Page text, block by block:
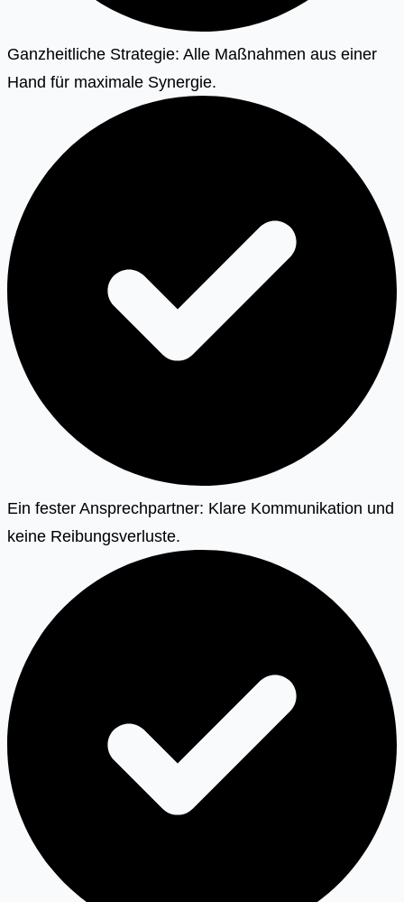
Ganzheitliche Strategie: Alle Maßnahmen aus einer
Hand für maximale Synergie.
Ein fester Ansprechpartner: Klare Kommunikation und
keine Reibungsverluste.